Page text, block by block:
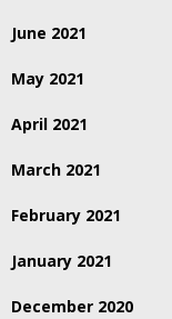
June 2021
May 2021
April 2021
March 2021
February 2021
January 2021
December 2020